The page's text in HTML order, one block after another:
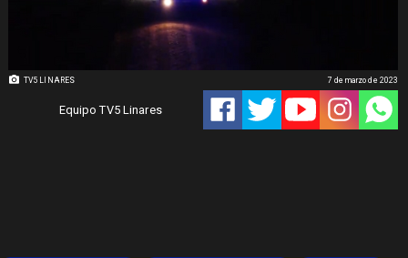
TV5 LINARES
Equipo TV5 Linares
7 de marzo de 2023